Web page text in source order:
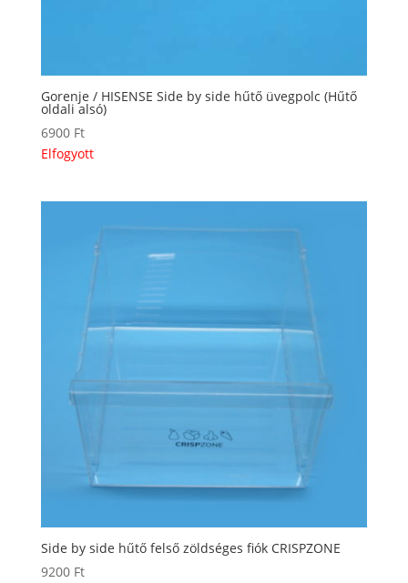
Gorenje / HISENSE Side by side hűtő üvegpolc (Hűtő
oldali alsó)
6900 Ft
Elfogyott
Side by side hűtő felső zöldséges fiók CRISPZONE
9200 Ft